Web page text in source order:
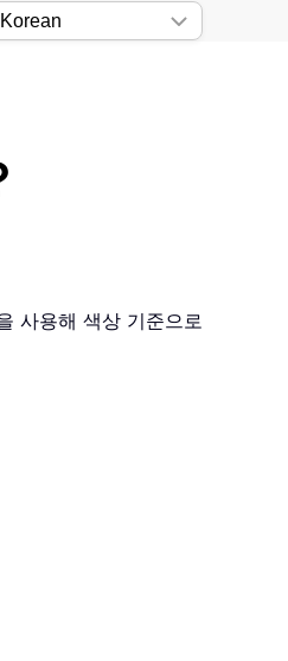
사용해 색상 기준으로